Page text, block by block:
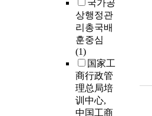
국가공
상행정관
리총국배
훈중심
(1)
国家工
商行政管
理总局培
训中心,
中国工商